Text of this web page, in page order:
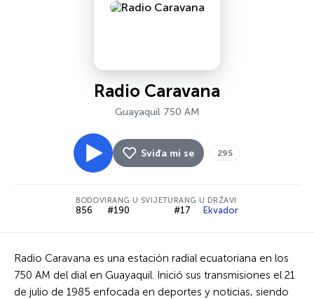
Radio Caravana
Guayaquil 750 AM
Sviđa mi se 295
BODOVI
856
RANG U SVIJETU
#190
RANG U DRŽAVI
#17 Ekvador
Radio Caravana es una estación radial ecuatoriana en los
750 AM del dial en Guayaquil. Inició sus transmisiones el 21
de julio de 1985 enfocada en deportes y noticias, siendo